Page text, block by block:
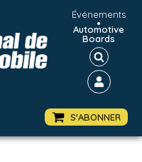
Événements
•
Automotive
Boards
S'ABONNER